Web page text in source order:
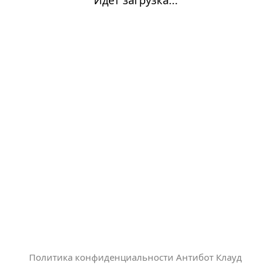
Политика конфиденциальности Антибот Клауд